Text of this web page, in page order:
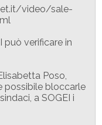
video/sale-
può verificare in
Poso,
possibile bloccarle
a SOGEI i